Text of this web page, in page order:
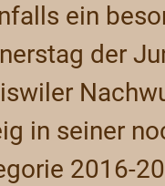
ein
der
in seiner
2016-